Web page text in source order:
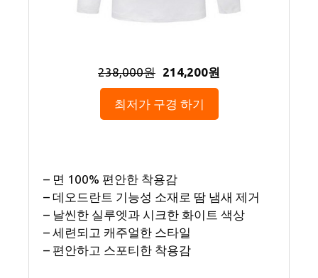
238,000원 214,200원
최저가 구경 하기
– 면 100% 편안한 착용감
– 데오드란트 기능성 소재로 땀 냄새 제거
– 날씬한 실루엣과 시크한 화이트 색상
– 세련되고 캐주얼한 스타일
– 편안하고 스포티한 착용감